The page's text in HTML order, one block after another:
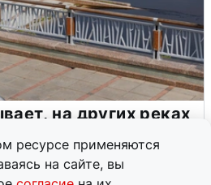
ресурсе применяются
на сайте, вы
на других реках